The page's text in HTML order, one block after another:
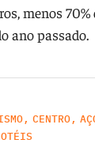
menos 70%
ano passado.
, CENTRO,